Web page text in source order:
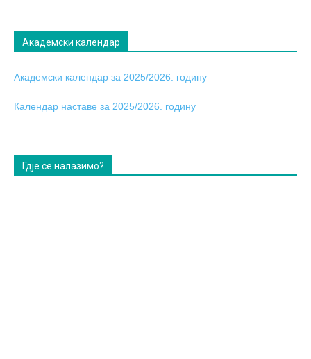
Академски календар
Академски календар за 2025/2026. годину
Календар наставе за 2025/2026. годину
Гдје се налазимо?